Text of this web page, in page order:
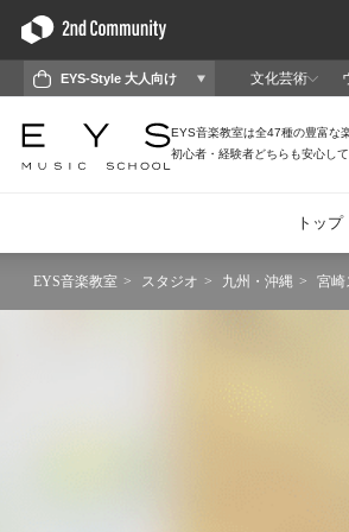
EYS音楽教室 スタジオ 九州・沖縄 宮崎